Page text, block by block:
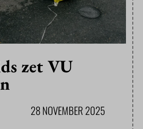
zet VU
28 NOVEMBER 2025